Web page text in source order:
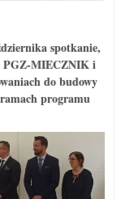
spotkanie,
PGZ-MIECZNIK i
do budowy
programu